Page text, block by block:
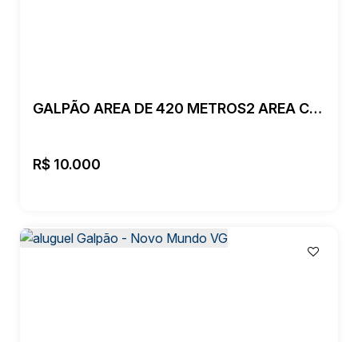
GALPÃO AREA DE 420 METROS2 AREA CONSTRUIDA 300 METROS2
R$ 10.000